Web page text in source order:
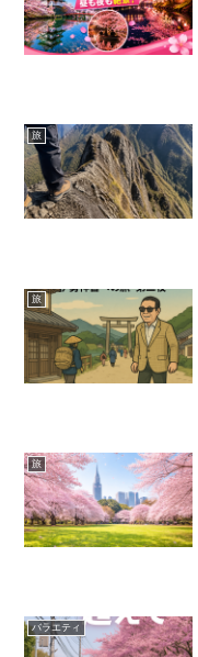
旅
旅
旅
バラエティ